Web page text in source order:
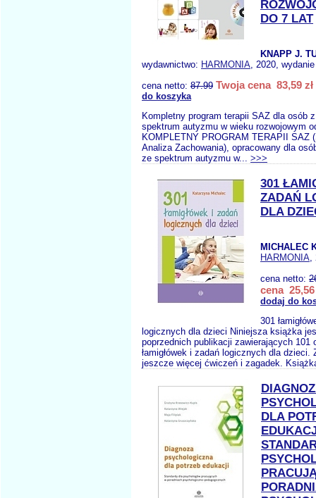
DO 7 LAT
KNAPP J.
wydawnictwo: HARMONIA, 2020,
cena netto: 87.99 Twoja cena 83,59 zł
do koszyka
Kompletny program terapii SAZ dla osób
spektrum autyzmu w wieku rozwojowym
KOMPLETNY PROGRAM TERAPII SAZ
Analiza Zachowania), opracowany dla
ze spektrum autyzmu w... >>>
301
ZADAŃ
DLA
MICHALEC
HARMONIA,
cena netto:
cena 25,56
dodaj do
301
logicznych dla dzieci Niniejsza książka
poprzednich publikacji zawierających 101
łamigłówek i zadań logicznych dla dzieci.
jeszcze więcej ćwiczeń i zagadek.
DLA